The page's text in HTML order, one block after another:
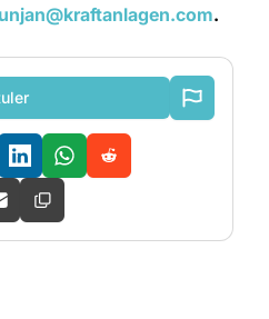
@kraftanlagen.com.